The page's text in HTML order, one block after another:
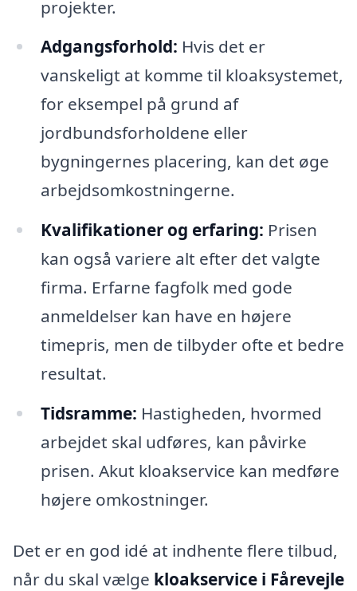
projekter.
Adgangsforhold: Hvis det er
vanskeligt at komme til kloaksystemet,
for eksempel på grund af
jordbundsforholdene eller
bygningernes placering, kan det øge
arbejdsomkostningerne.
Kvalifikationer og erfaring: Prisen
kan også variere alt efter det valgte
firma. Erfarne fagfolk med gode
anmeldelser kan have en højere
timepris, men de tilbyder ofte et bedre
resultat.
Tidsramme: Hastigheden, hvormed
arbejdet skal udføres, kan påvirke
prisen. Akut kloakservice kan medføre
højere omkostninger.
Det er en god idé at indhente flere tilbud,
når du skal vælge kloakservice i Fårevejle